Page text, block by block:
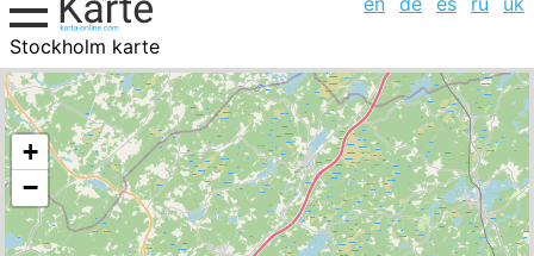
Stockholm karte
Schweden, Städte-Liste
+
−